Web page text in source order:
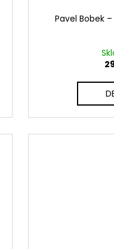
Pavel Bobek